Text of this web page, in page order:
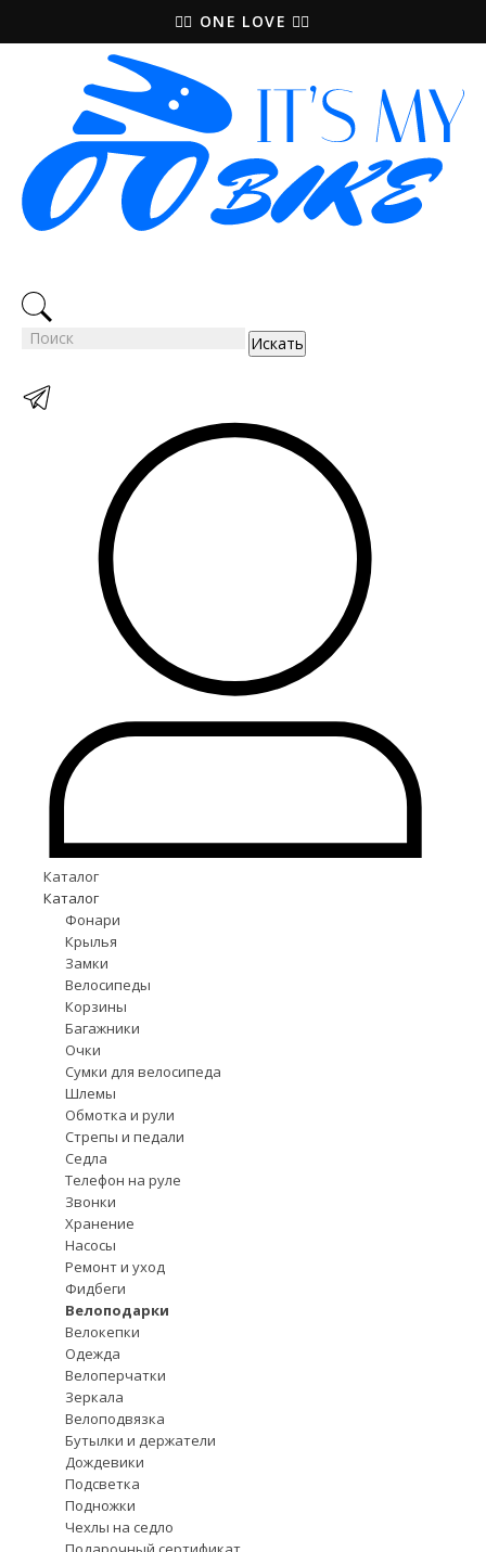
🚵‍♀️ ONE LOVE 🚴‍♀️
Искать
Каталог
Каталог
Фонари
Крылья
Замки
Велосипеды
Корзины
Багажники
Очки
Сумки для велосипеда
Шлемы
Обмотка и рули
Стрепы и педали
Седла
Телефон на руле
Звонки
Хранение
Насосы
Ремонт и уход
Фидбеги
Велоподарки
Велокепки
Одежда
Велоперчатки
Зеркала
Велоподвязка
Бутылки и держатели
Дождевики
Подсветка
Подножки
Чехлы на седло